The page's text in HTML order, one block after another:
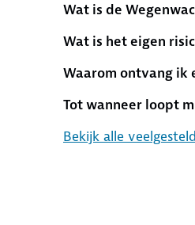
Wat is de
Wat is het eigen
Waarom ontvang ik
Tot wanneer loopt
Bekijk alle